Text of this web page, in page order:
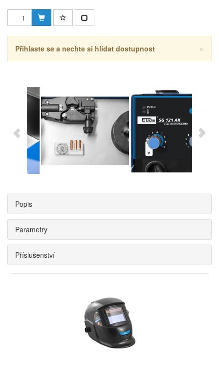
×
Přihlaste se a nechte si hlídat dostupnost
Popis
Parametry
Příslušenství